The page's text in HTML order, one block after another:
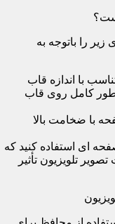
را باتوجه به
با اندازه قاب
طور کامل روی قاب
با ضخامت بالا
ای استفاده کنید که
تلویزیون تأثیر